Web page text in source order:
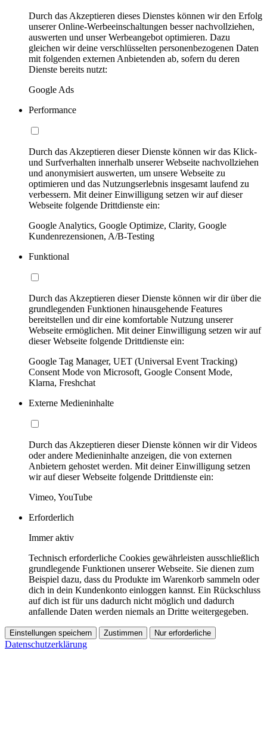
Durch das Akzeptieren dieses Dienstes können wir den Erfolg
unserer Online-Werbeeinschaltungen besser nachvollziehen,
auswerten und unser Werbeangebot optimieren. Dazu
gleichen wir deine verschlüsselten personenbezogenen Daten
mit folgenden externen Anbietenden ab, sofern du deren
Dienste bereits nutzt:
Google Ads
Performance
Durch das Akzeptieren dieser Dienste können wir das Klick-
und Surfverhalten innerhalb unserer Webseite nachvollziehen
und anonymisiert auswerten, um unsere Webseite zu
optimieren und das Nutzungserlebnis insgesamt laufend zu
verbessern. Mit deiner Einwilligung setzen wir auf dieser
Webseite folgende Drittdienste ein:
Google Analytics, Google Optimize, Clarity, Google
Kundenrezensionen, A/B-Testing
Funktional
Durch das Akzeptieren dieser Dienste können wir dir über die
grundlegenden Funktionen hinausgehende Features
bereitstellen und dir eine komfortable Nutzung unserer
Webseite ermöglichen. Mit deiner Einwilligung setzen wir auf
dieser Webseite folgende Drittdienste ein:
Google Tag Manager, UET (Universal Event Tracking)
Consent Mode von Microsoft, Google Consent Mode,
Klarna, Freshchat
Externe Medieninhalte
Durch das Akzeptieren dieser Dienste können wir dir Videos
oder andere Medieninhalte anzeigen, die von externen
Anbietern gehostet werden. Mit deiner Einwilligung setzen
wir auf dieser Webseite folgende Drittdienste ein:
Vimeo, YouTube
Erforderlich
Immer aktiv
Technisch erforderliche Cookies gewährleisten ausschließlich
grundlegende Funktionen unserer Webseite. Sie dienen zum
Beispiel dazu, dass du Produkte im Warenkorb sammeln oder
dich in dein Kundenkonto einloggen kannst. Ein Rückschluss
auf dich ist für uns dadurch nicht möglich und dadurch
anfallende Daten werden niemals an Dritte weitergegeben.
Einstellungen speichern Zustimmen Nur erforderliche
Datenschutzerklärung